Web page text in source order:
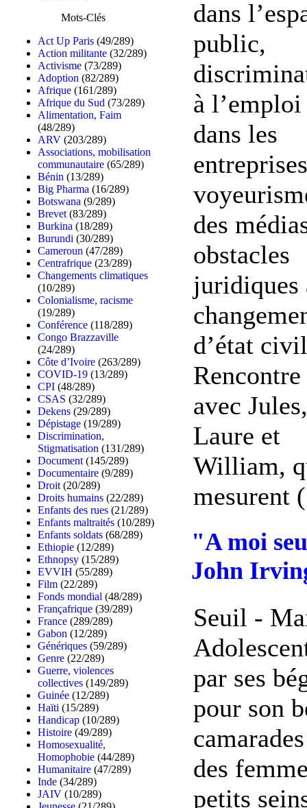
Mots-Clés
Act Up Paris (49/289)
Action militante (32/289)
Activisme (73/289)
Adoption (82/289)
Afrique (161/289)
Afrique du Sud (73/289)
Alimentation, Faim
(48/289)
ARV (203/289)
Associations, mobilisation
communautaire (65/289)
Bénin (13/289)
Big Pharma (16/289)
Botswana (9/289)
Brevet (83/289)
Burkina (18/289)
Burundi (30/289)
Cameroun (47/289)
Centrafrique (23/289)
Changements climatiques
(10/289)
Colonialisme, racisme
(19/289)
Conférence (118/289)
Congo Brazzaville
(24/289)
Côte d’Ivoire (263/289)
COVID-19 (13/289)
CPI (48/289)
CSAS (32/289)
Dekens (29/289)
Dépistage (19/289)
Discrimination,
Stigmatisation (131/289)
Document (145/289)
Documentaire (9/289)
Droit (20/289)
Droits humains (22/289)
Enfants des rues (21/289)
Enfants maltraités (10/289)
Enfants soldats (68/289)
Ethiopie (12/289)
Ethnopsy (15/289)
EVVIH (55/289)
Film (22/289)
Fonds mondial (48/289)
Françafrique (39/289)
France (289/289)
Gabon (12/289)
Génériques (59/289)
Genre (22/289)
Guerre, violences
collectives (149/289)
Guinée (12/289)
Haïti (15/289)
Handicap (10/289)
Histoire (49/289)
Homosexualité,
Homophobie (44/289)
Humanitaire (47/289)
Inde (34/289)
JAIV (10/289)
dans
public,
à
dans les
des
obstacles
juridiques
d’état
Rencontre
avec Jules,
Laure et
William,
mesurent
"A moi
John
Seuil -
par ses
pour son
des
petits